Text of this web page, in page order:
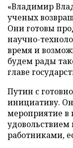
«Владимир
ученых
Они готовы
научно-
время и
будем рады
главе
Путин с
инициативу.
мероприятие в
работниками,